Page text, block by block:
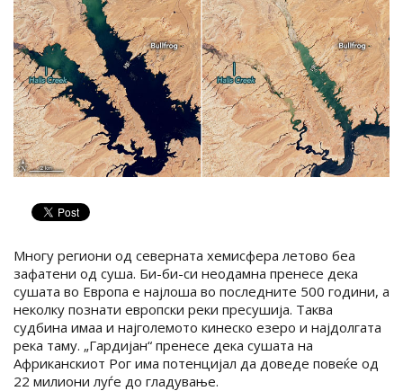
Многу региони од северната хемисфера летово беа
зафатени од суша. Би-би-си неодамна пренесе дека
сушата во Европа е најлоша во последните 500 години, а
неколку познати европски реки пресушија. Таква
судбина имаа и најголемото кинеско езеро и најдолгата
река таму. „Гардијан“ пренесе дека сушата на
Африканскиот Рог има потенцијал да доведе повеќе од
22 милиони луѓе до гладување.